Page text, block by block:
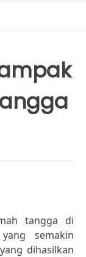
tangga di
semakin
dihasilkan